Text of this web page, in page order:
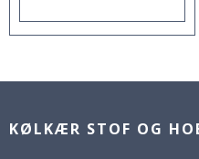
KØLKÆR STOF OG